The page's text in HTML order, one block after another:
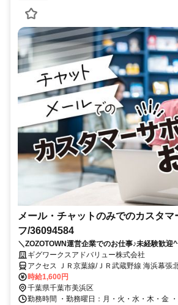
メール・チャットのみでのカスタマ
フ/36094584
＼ZOZOTOWN運営企業でのお仕事♪未経験歓迎
しゃれオフィスでコツコツと働ける☆服装・髪
応ナシのメール・チャットでのお客様対応のお
ギグワークスアドバリュー株式会社
アクセス ＪＲ京葉線/ＪＲ武蔵野線 海浜幕張
ＪＲ総武本線 幕張南口徒歩約22分、京成千葉
時給1,600円
千葉県千葉市美浜区
勤務時間 ・勤務曜日：月・火・水・木・金